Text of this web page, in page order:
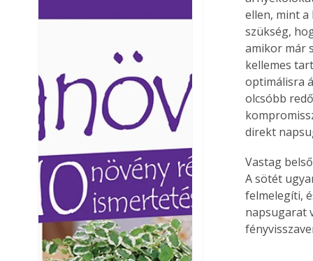
Ezermester
Laptapir kényelmes
mert: – t
ellen, mint
szükség,
amikor már
kellemes
optimálisra
olcsóbb
direkt
Vastag
A sötét
felmelegíti,
napsugarat